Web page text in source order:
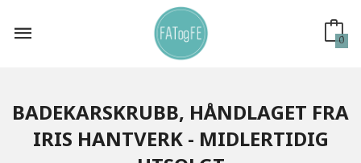
innholdet
0
BADEKARSKRUBB, HÅNDLAGET FRA
IRIS HANTVERK - MIDLERTIDIG